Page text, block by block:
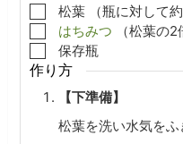
▢
松葉
（瓶に対して
▢
はちみつ
（松葉の2
▢
保存瓶
作り方
【下準備】
松葉を洗い水気をふ